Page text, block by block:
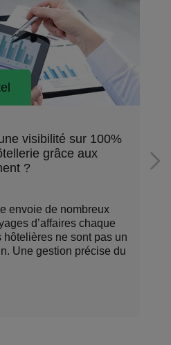
visibilité sur 100%
grâce aux
?
envoie de nombreux
d’affaires chaque
ne sont pas un
Une gestion précise du